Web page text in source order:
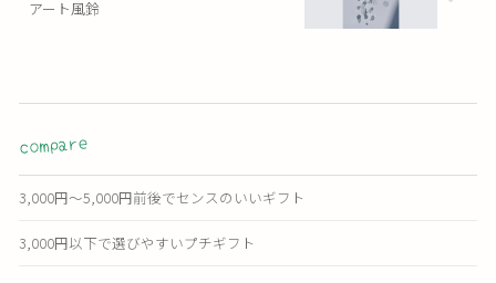
アート風鈴
compare
3,000円〜5,000円前後でセンスのいいギフト
3,000円以下で選びやすいプチギフト